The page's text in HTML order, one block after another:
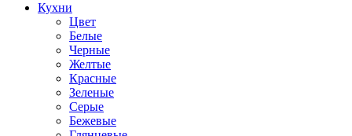
Кухни
Цвет
Белые
Черные
Желтые
Красные
Зеленые
Серые
Бежевые